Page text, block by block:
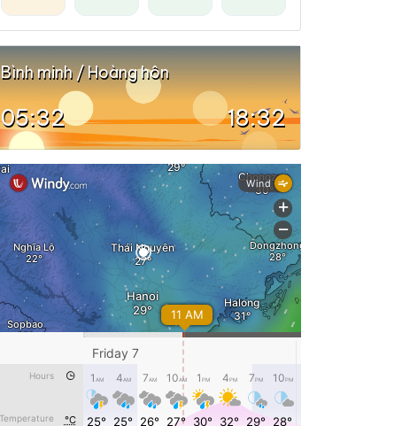
Bình minh / Hoàng hôn
05:32 18:32